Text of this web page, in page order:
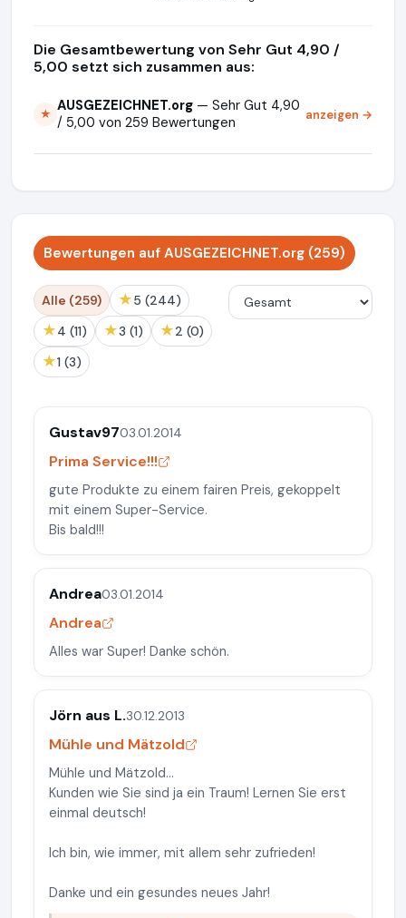
Die Gesamtbewertung von Sehr Gut 4,90 /
5,00 setzt sich zusammen aus:
★ AUSGEZEICHNET.org — Sehr Gut 4,90
/ 5,00 von 259 Bewertungen
anzeigen →
Bewertungen auf AUSGEZEICHNET.org (259)
Alle (259) ★ 5 (244)
★ 4 (11) ★ 3 (1) ★ 2 (0)
★ 1 (3)
Gustav9703.01.2014
Prima Service!!!
gute Produkte zu einem fairen Preis, gekoppelt
mit einem Super-Service.
Bis bald!!!
Andrea03.01.2014
Andrea
Alles war Super! Danke schön.
Jörn aus L.30.12.2013
Mühle und Mätzold
Mühle und Mätzold...
Kunden wie Sie sind ja ein Traum! Lernen Sie erst
einmal deutsch!
Ich bin, wie immer, mit allem sehr zufrieden!
Danke und ein gesundes neues Jahr!